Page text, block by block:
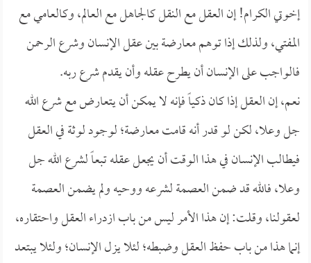
إخوتي الكرام! إن العقل مع النقل كالجاهل مع العالم، وكالعامي مع
المفتي، ولذلك إذا توهم معارضة بين عقل الإنسان وشرع الرحمن
فالواجب على الإنسان أن يطرح عقله وأن يقدم شرع ربه.
نعم، إن العقل إذا كان ذكياً فإنه لا يمكن أن يتعارض مع شرع الله
جل وعلا، لكن لو قدر أنه قامت معارضة؛ لوجود لوثة في العقل
فيطالب الإنسان في هذا الوقت أن يجعل عقله تبعاً لشرع الله جل
وعلا، فالله قد ضمن العصمة لشرعه ووحيه ولم يضمن العصمة
لعقولنا، وقلت: إن هذا الأمر ليس من باب ازدراء العقل واحتقاره،
إنما هذا من باب حفظ العقل وضبطه؛ لئلا يزل الإنسان؛ ولئلا يبتعد